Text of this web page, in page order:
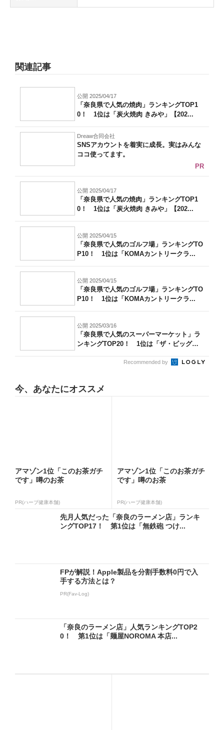
関連記事
公開 2025/04/17
「奈良県で人気の焼肉」ランキングTOP1
0！ 1位は「炭火焼肉 きみや」【202...
Dreaw合同会社
SNSアカウントを着実に成長。実はみんな
ココ使ってます。
PR
公開 2025/04/17
「奈良県で人気の焼肉」ランキングTOP1
0！ 1位は「炭火焼肉 きみや」【202...
公開 2025/04/15
「奈良県で人気のゴルフ場」ランキングTO
P10！ 1位は「KOMAカントリークラ...
公開 2025/04/15
「奈良県で人気のゴルフ場」ランキングTO
P10！ 1位は「KOMAカントリークラ...
公開 2025/03/16
「奈良県で人気のスーパーマーケット」ラ
ンキングTOP20！ 1位は「ザ・ビッグ
Recommended by
今、あなたにオススメ
アマゾン1位「このお茶ガチ
です」噂のお茶
PR(ハーブ健康本舗)
アマゾン1位「このお茶ガチ
です」噂のお茶
PR(ハーブ健康本舗)
先月人気だった「奈良のラーメン店」ランキ
ングTOP17！ 第1位は「無鉄砲 つけ...
FPが解説！Apple製品を分割手数料0円で入
手する方法とは？
PR(Fav-Log)
「奈良のラーメン店」人気ランキングTOP2
0！ 第1位は「麺屋NOROMA 本店...